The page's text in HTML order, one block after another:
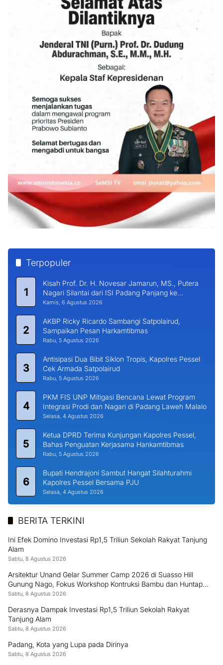
Terpopuler
1
Kisah Prof. Dr. H. Novesar Jamarun, MS., Putera
Nagari Silantai dari ISI Padang Panjang ke
Universitas Dharma Andalas
Kamis, 6 Agustus 2026
2
AKBP Ricky Ricardo Sambangi Satpolairud,
Sampaikan Pesan Harkamtibmas
Rabu, 5 Agustus 2026
3
Antisipasi Dua Bibit Siklon Tropis, Kapolres Pessel
Cek Armada Satpolairud
Rabu, 5 Agustus 2026
4
PKM FIS UNP Mitigasi Bencana Lewat Program
Integrasi Prodi dan Nagari di Padang Laweh Malalo
Selasa, 4 Agustus 2026
5
Ketua DPRD Terima Kunjungan Kapolres Pessel,
Bahas Penguatan Kerjasama Hankamtibmas
Rabu, 5 Agustus 2026
6
Bupati Hendrajoni Sambut Hangat Silahturahmi
Kapolres Pessel Bersama PJU
Selasa, 4 Agustus 2026
BERITA TERKINI
Ini Efek Domino Investasi Rp1,5 Triliun Sekolah Rakyat Tanjung
Alam
Sabtu, 8 Agustus 2026
Arsitektur Unand Gelar Summer Camp 2026 di Suasso Hill
Gunung Nago, Fokus Workshop Kontruksi Bambu dan Huntap
Kayu
Sabtu, 8 Agustus 2026
Derasnya Dampak Investasi Rp1,5 Triliun Sekolah Rakyat
Tanjung Alam
Sabtu, 8 Agustus 2026
Padang, Kota yang Lupa pada Dirinya
Sabtu, 8 Agustus 2026